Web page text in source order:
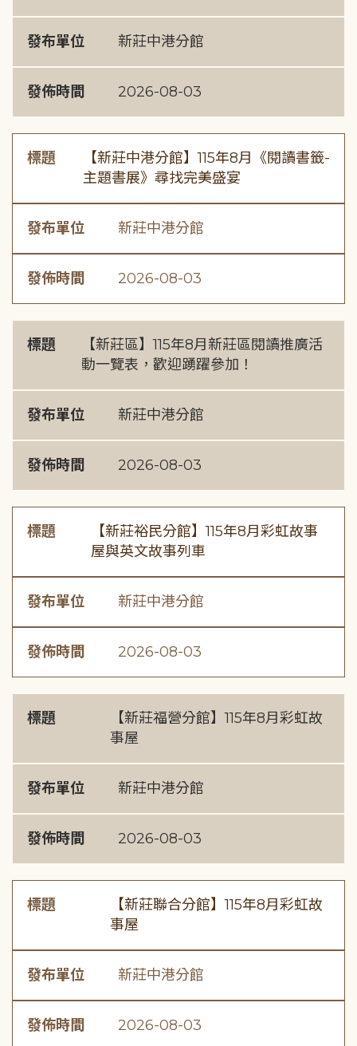
發布單位 新莊中港分館
發佈時間 2026-08-03
標題
【新莊中港分館】115年8月《閱讀書籤-
主題書展》尋找完美盛宴
發布單位 新莊中港分館
發佈時間 2026-08-03
標題
【新莊區】115年8月新莊區閱讀推廣活
動一覽表，歡迎踴躍參加！
發布單位 新莊中港分館
發佈時間 2026-08-03
標題
【新莊裕民分館】115年8月彩虹故事
屋與英文故事列車
發布單位 新莊中港分館
發佈時間 2026-08-03
標題
【新莊福營分館】115年8月彩虹故
事屋
發布單位 新莊中港分館
發佈時間 2026-08-03
標題
【新莊聯合分館】115年8月彩虹故
事屋
發布單位 新莊中港分館
發佈時間 2026-08-03